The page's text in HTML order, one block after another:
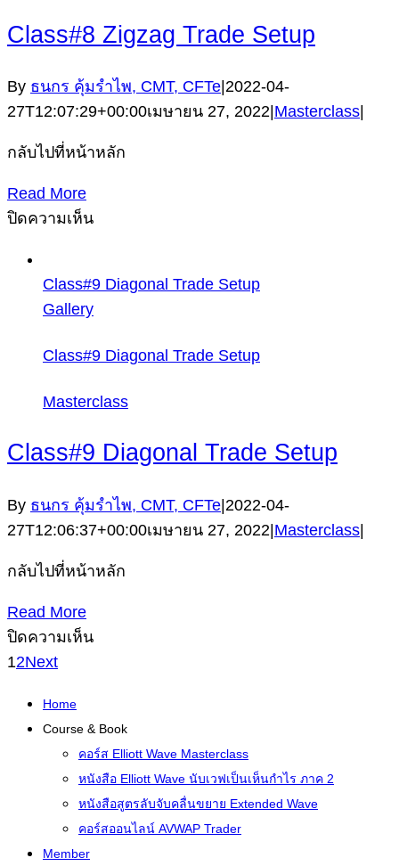
Class#8 Zigzag Trade Setup
By ธนกร คุ้มรำไพ, CMT, CFTe 2022-04-
27T12:07:29+00:00เมษายน 27, 2022 Masterclass
กลับไปที่หน้าหลัก
Read More
ปิดความเห็นบน
Trade
Setup
Class#9 Diagonal Trade Setup
Gallery
Class#9 Diagonal Trade Setup
Masterclass
Class#9 Diagonal Trade Setup
By ธนกร คุ้มรำไพ, CMT, CFTe|2022-04-
27T12:06:37+00:00เมษายน 27, 2022|Masterclass|
กลับไปที่หน้าหลัก
Read More
ปิดความเห็นบน
Setup
12Next
Home
Course & Book
คอร์ส Elliott Wave Masterclass
หนังสือ Elliott Wave นับเวฟเป็นเห็นกำไร ภาค 2
หนังสือสูตรลับจับคลื่นขยาย Extended Wave
คอร์สออนไลน์ AVWAP Trader
Member